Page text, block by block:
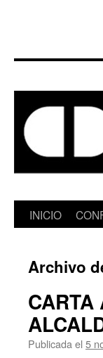
Saltar
contenido
INICIO
Archivo
CARTA
Publicada el 5